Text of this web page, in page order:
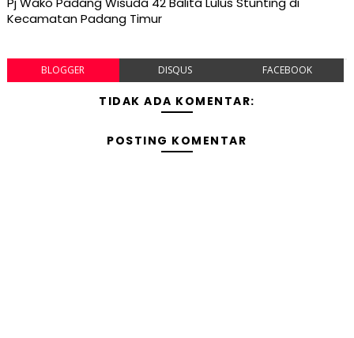
Kecamatan Padang Timur
BLOGGER DISQUS FACEBOOK
TIDAK ADA KOMENTAR:
POSTING KOMENTAR